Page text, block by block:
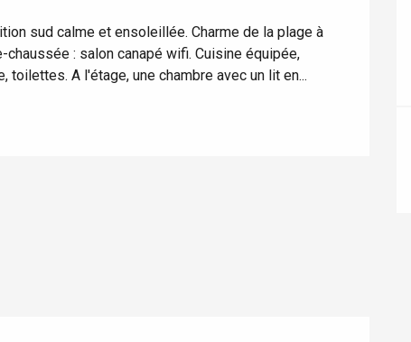
sud calme et ensoleillée. Charme de la plage à
chaussée : salon canapé wifi. Cuisine équipée,
A l'étage, une chambre avec un lit en...